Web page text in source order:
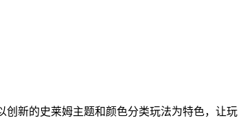
创新的史莱姆主题和颜色分类玩法为特色，让玩